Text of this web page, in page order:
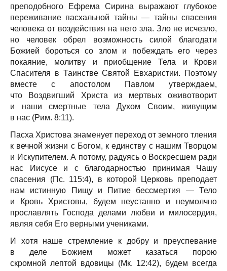
преподобного Ефрема Сирина выражают глубокое
переживание пасхальной тайны — тайны спасения
человека от воздействия на него зла. Зло не исчезло,
но человек обрел возможность силой благодати
Божией бороться со злом и побеждать его через
покаяние, молитву и приобщение Тела и Крови
Спасителя в Таинстве Святой Евхаристии. Поэтому
вместе с апостолом Павлом утверждаем,
что Воздвигший Христа из мертвых оживотворит
и наши смертные тела Духом Своим, живущим
в нас (Рим. 8:11).
Пасха Христова знаменует переход от земного тления
к вечной жизни с Богом, к единству с нашим Творцом
и Искупителем. А потому, радуясь о Воскресшем ради
нас Иисусе и с благодарностью принимая Чашу
спасения (Пс. 115:4), в которой Церковь преподает
нам истинную Пищу и Питие бессмертия — Тело
и Кровь Христовы, будем неустанно и неумолчно
прославлять Господа делами любви и милосердия,
являя себя Его верными учениками.
И хотя наше стремление к добру и преуспевание
в деле Божием может казаться порою
скромной лептой вдовицы (Мк. 12:42), будем всегда